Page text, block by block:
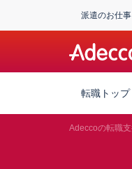
派遣のお仕
転職トップ
Adeccoの転職